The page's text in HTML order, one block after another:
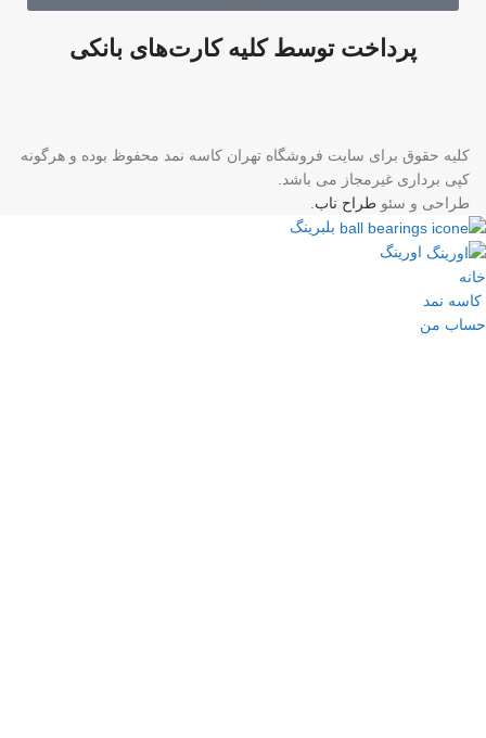
پرداخت توسط کلیه کارت‌های بانکی
کلیه حقوق برای سایت فروشگاه تهران کاسه نمد محفوظ بوده و هرگونه
کپی برداری غیرمجاز می باشد.
طراحی و سئو طراح ناب
بلبرینگ
اورینگ
خانه
کاسه نمد
حساب من